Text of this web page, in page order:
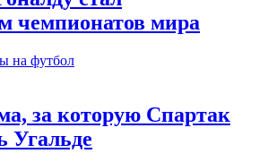
чемпионатов мира
на футбол
за которую Спартак
Угальде